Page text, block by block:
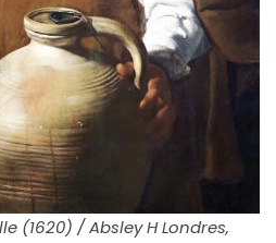
(1620) / Absley H Londres,